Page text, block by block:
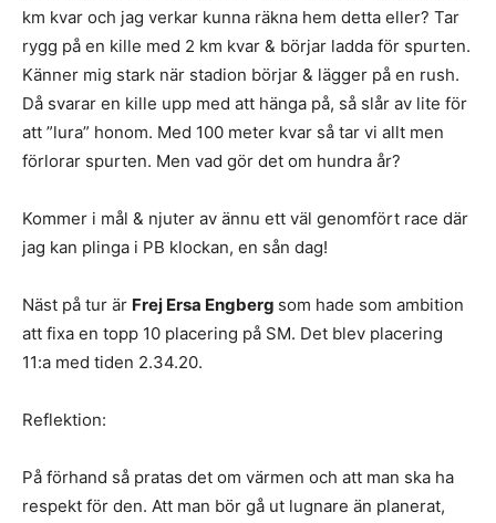
km kvar och jag verkar kunna räkna hem detta eller? Tar
rygg på en kille med 2 km kvar & börjar ladda för spurten.
Känner mig stark när stadion börjar & lägger på en rush.
Då svarar en kille upp med att hänga på, så slår av lite för
att ”lura” honom. Med 100 meter kvar så tar vi allt men
förlorar spurten. Men vad gör det om hundra år?
Kommer i mål & njuter av ännu ett väl genomfört race där
jag kan plinga i PB klockan, en sån dag!
Näst på tur är Frej Ersa Engberg som hade som ambition
att fixa en topp 10 placering på SM. Det blev placering
11:a med tiden 2.34.20.
Reflektion:
På förhand så pratas det om värmen och att man ska ha
respekt för den. Att man bör gå ut lugnare än planerat,